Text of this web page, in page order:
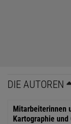
DIE AUTOREN
Mitarbeiterinnen
Kartographie und